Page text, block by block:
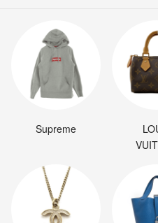
Supreme